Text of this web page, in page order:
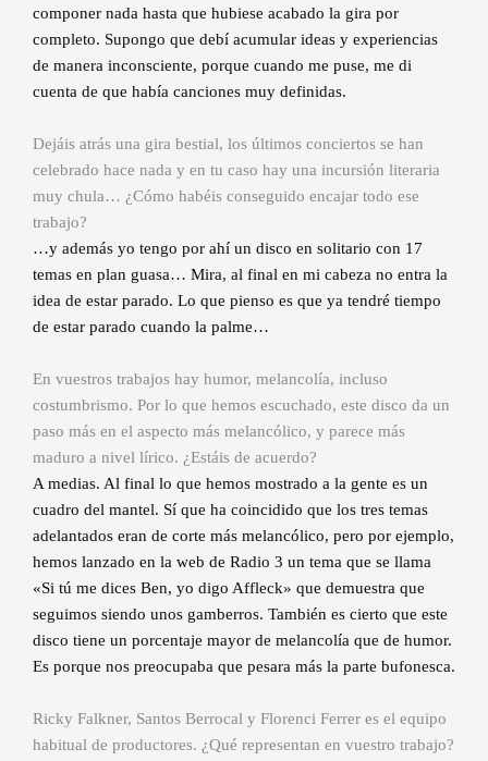
componer nada hasta que hubiese acabado la gira por
completo. Supongo que debí acumular ideas y experiencias
de manera inconsciente, porque cuando me puse, me di
cuenta de que había canciones muy definidas.
Dejáis atrás una gira bestial, los últimos conciertos se han
celebrado hace nada y en tu caso hay una incursión literaria
muy chula… ¿Cómo habéis conseguido encajar todo ese
trabajo?
…y además yo tengo por ahí un disco en solitario con 17
temas en plan guasa… Mira, al final en mi cabeza no entra la
idea de estar parado. Lo que pienso es que ya tendré tiempo
de estar parado cuando la palme…
En vuestros trabajos hay humor, melancolía, incluso
costumbrismo. Por lo que hemos escuchado, este disco da un
paso más en el aspecto más melancólico, y parece más
maduro a nivel lírico. ¿Estáis de acuerdo?
A medias. Al final lo que hemos mostrado a la gente es un
cuadro del mantel. Sí que ha coincidido que los tres temas
adelantados eran de corte más melancólico, pero por ejemplo,
hemos lanzado en la web de Radio 3 un tema que se llama
«Si tú me dices Ben, yo digo Affleck» que demuestra que
seguimos siendo unos gamberros. También es cierto que este
disco tiene un porcentaje mayor de melancolía que de humor.
Es porque nos preocupaba que pesara más la parte bufonesca.
Ricky Falkner, Santos Berrocal y Florenci Ferrer es el equipo
habitual de productores. ¿Qué representan en vuestro trabajo?